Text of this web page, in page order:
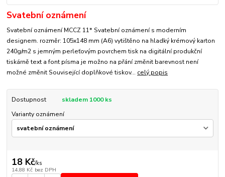
Svatební oznámení
Svatební oznámení MCCZ 11* Svatební oznámení s moderním
designem. rozměr: 105x148 mm (A6) vytištěno na hladký krémový karton
240g/m2 s jemným perleťovým povrchem tisk na digitální produkční
tiskárně text a font písma je možno na přání změnit barevnost není
možné změnit Související doplňkové tiskov... celý popis
Dostupnost
skladem 1000 ks
Varianty oznámení
18 Kč/ks
14,88 Kč bez DPH